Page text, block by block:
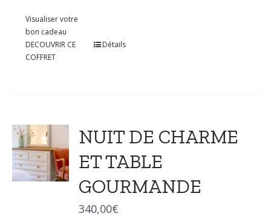
Visualiser votre
bon cadeau
DECOUVRIR CE
COFFRET
Détails
NUIT DE CHARME
ET TABLE
GOURMANDE
340,00€